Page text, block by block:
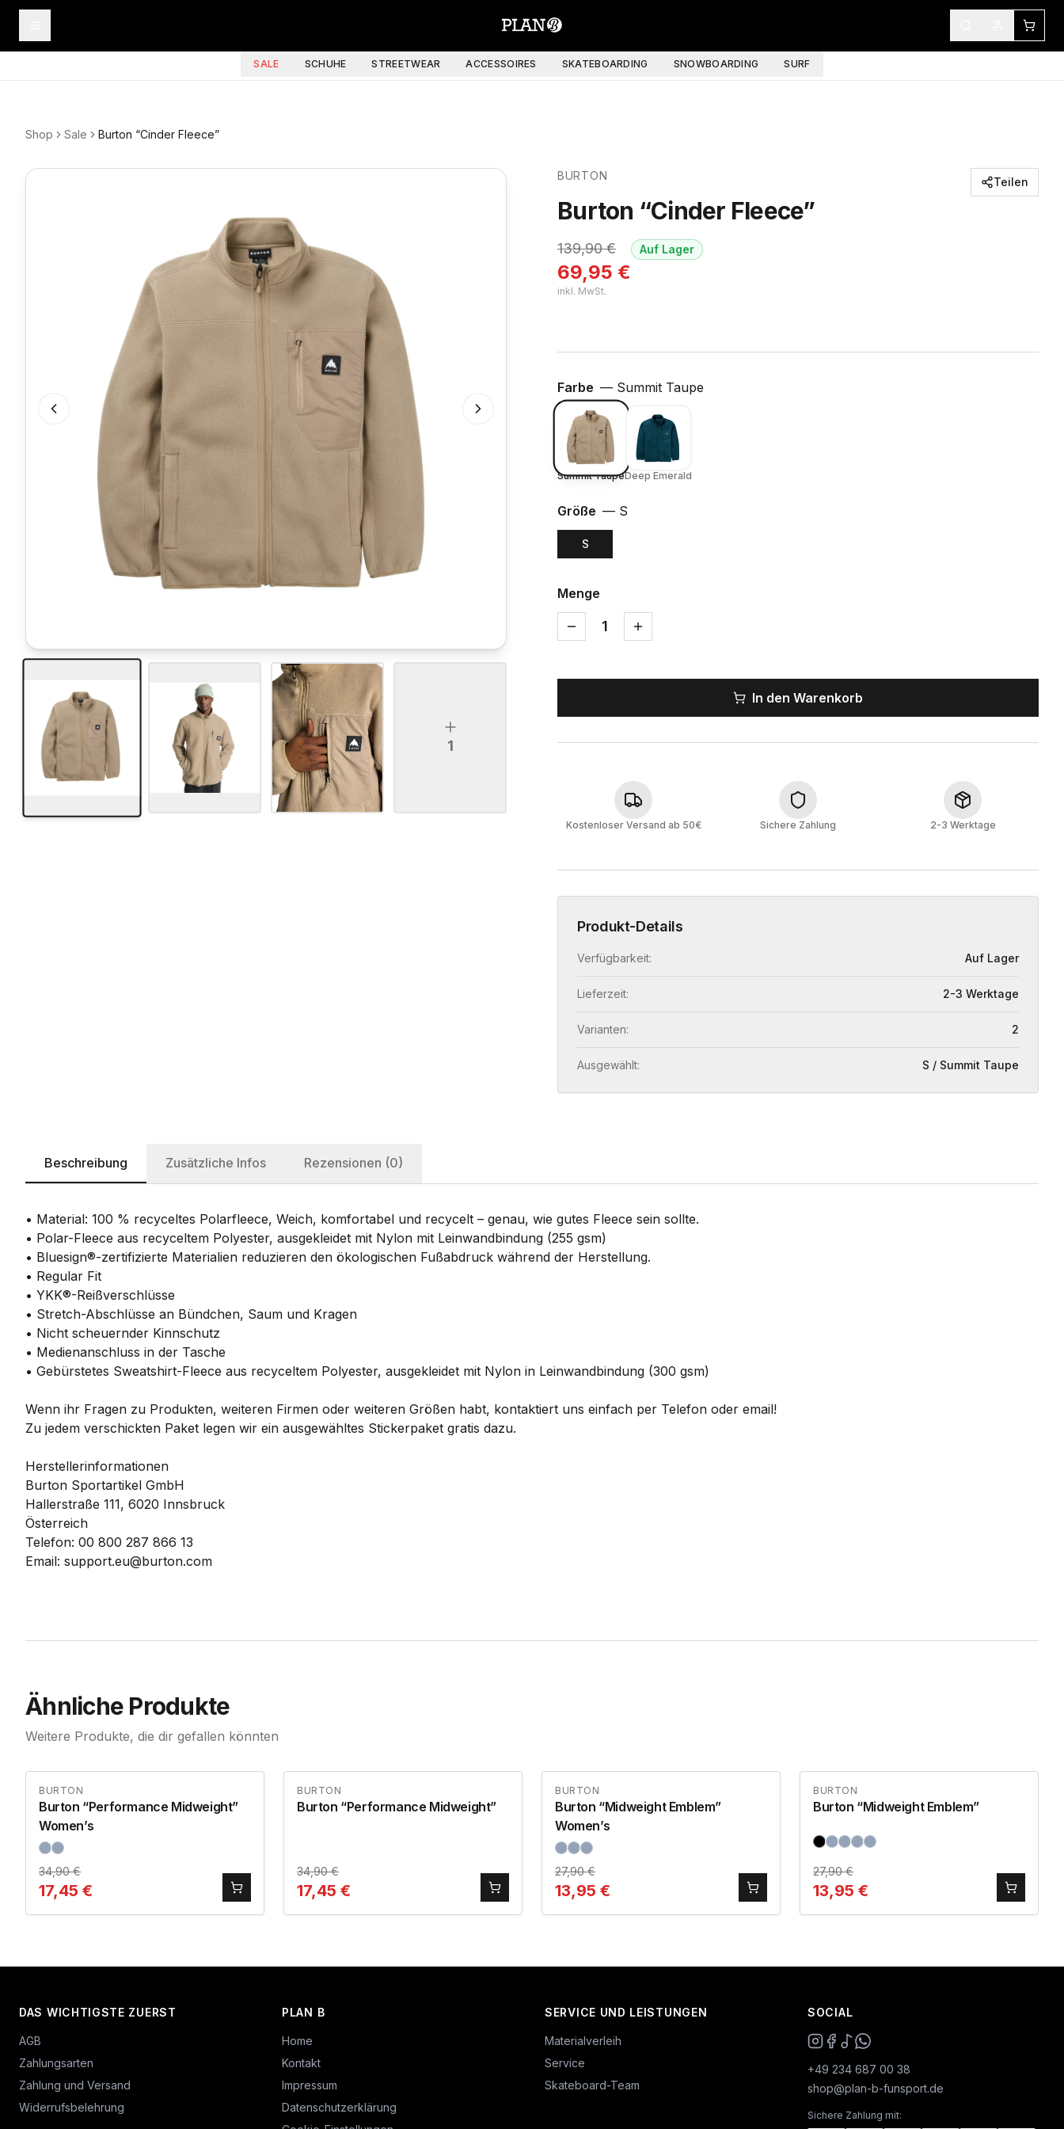
SALE SCHUHE STREETWEAR ACCESSOIRES SKATEBOARDING SNOWBOARDING SURF
Shop Sale Burton “Cinder Fleece”
1
BURTON
Burton “Cinder Fleece”
139,90€
69,95 €
inkl. MwSt.
Auf Lager
Teilen
Farbe — Summit Taupe
Summit TaupeDeep Emerald
Größe — S
S
Menge
1
In den Warenkorb
Kostenloser Versand ab 50€ Sichere Zahlung 2-3 Werktage
Produkt-Details
Verfügbarkeit: Auf Lager
Lieferzeit: 2-3 Werktage
Varianten: 2
Ausgewählt: S / Summit Taupe
Beschreibung Zusätzliche Infos Rezensionen (0)
• Material: 100 % recyceltes Polarfleece, Weich, komfortabel und recycelt – genau, wie gutes Fleece sein sollte.
• Polar-Fleece aus recyceltem Polyester, ausgekleidet mit Nylon mit Leinwandbindung (255 gsm)
• Bluesign®-zertifizierte Materialien reduzieren den ökologischen Fußabdruck während der Herstellung.
• Regular Fit
• YKK®-Reißverschlüsse
• Stretch-Abschlüsse an Bündchen, Saum und Kragen
• Nicht scheuernder Kinnschutz
• Medienanschluss in der Tasche
• Gebürstetes Sweatshirt-Fleece aus recyceltem Polyester, ausgekleidet mit Nylon in Leinwandbindung (300 gsm)
Wenn ihr Fragen zu Produkten, weiteren Firmen oder weiteren Größen habt, kontaktiert uns einfach per Telefon oder email!
Zu jedem verschickten Paket legen wir ein ausgewähltes Stickerpaket gratis dazu.
Herstellerinformationen
Burton Sportartikel GmbH
Hallerstraße 111, 6020 Innsbruck
Österreich
Telefon: 00 800 287 866 13
Email: support.eu@burton.com
Ähnliche Produkte
Weitere Produkte, die dir gefallen könnten
BURTON
Burton “Performance Midweight”
Women’s
34,90€
17,45 €
BURTON
Burton “Performance Midweight”
34,90€
17,45 €
BURTON
Burton “Midweight Emblem”
Women’s
27,90€
13,95 €
BURTON
Burton “Midweight Emblem”
27,90€
13,95 €
DAS WICHTIGSTE ZUERST
AGB
Zahlungsarten
Zahlung und Versand
Widerrufsbelehrung
PLAN B
Home
Kontakt
Impressum
Datenschutzerklärung
SERVICE UND LEISTUNGEN
Materialverleih
Service
Skateboard-Team
SOCIAL
+49 234 687 00 38
shop@plan-b-funsport.de
Sichere Zahlung mit: